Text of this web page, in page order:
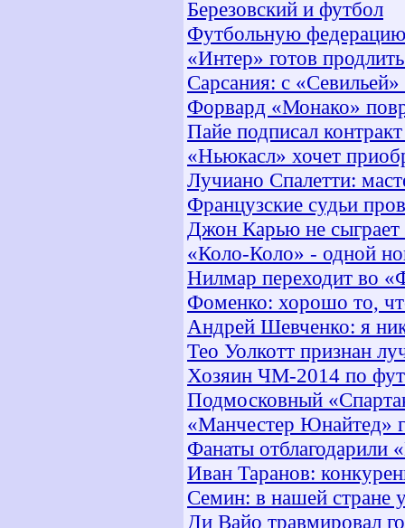
Березовский и футбол
Футбольную
«Интер» готов
Сарсания: с
Форвард «Монако»
Пайе подписал
«Ньюкасл» хочет
Лучиано Спалетти:
Французские судьи
Джон Карью не
«Коло-Коло» - одной
Нилмар переходит во
Фоменко: хорошо то,
Андрей Шевченко: я
Тео Уолкотт признан
Хозяин ЧМ-2014 по
Подмосковный
«Манчестер Юнайтед»
Фанаты
Иван Таранов:
Семин: в нашей стране
Ди Вайо травмировал